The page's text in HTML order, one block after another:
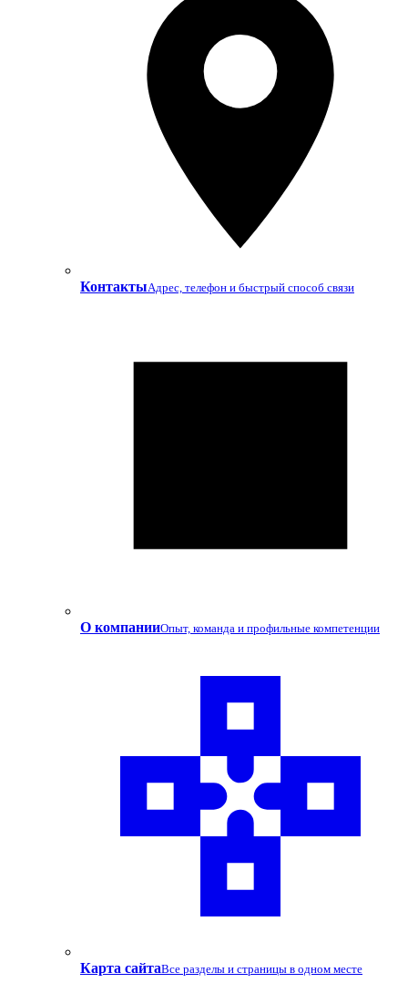
КонтактыАдрес, телефон и быстрый способ связи
О компанииОпыт, команда и профильные компетенции
Карта сайтаВсе разделы и страницы в одном месте